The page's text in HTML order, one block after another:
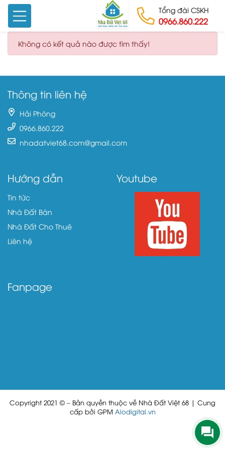
Tổng đài CSKH
0966.860.222
Không có kết quả nào được tìm thấy!
Thông tin liên hệ
Hải Phòng
0966.860.222
nhadatviet68.com@gmail.com
Hướng dẫn
Tin tức
Nhà Đất Bán
Nhà Đất Cho Thuê
Liên hệ
Youtube
Fanpage
Copyright 2021 © – Bản quyền thuộc về Nhà Đất Việt 68 | Cung
cấp bởi GPM Alodigital.vn